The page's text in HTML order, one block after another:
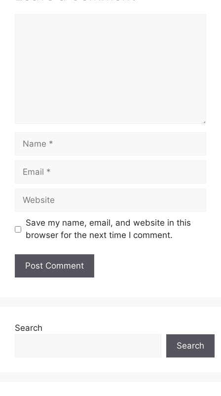
Name
Email
Website
Save my name, email, and website in this
browser for the next time I comment.
Search
Search